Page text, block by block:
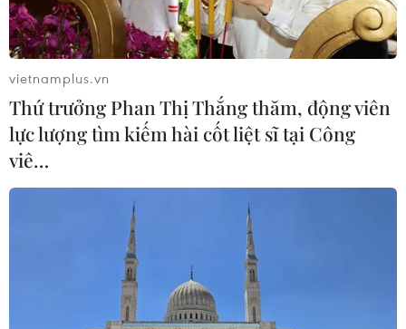
phát triển hơn nữa quan hệ với
ASEAN
08/08/2026 04:43
59 năm ASEAN: Gắn kết tình hữu
nghị ASEAN tại nước Nga
08/08/2026 03:51
Để ASEAN không chỉ thích ứng với
thời đại, mà còn chủ động kiến tạo và
phát huy hiệu quả vai trò
08/08/2026 00:39
vietnamplus.vn
Thứ trưởng Phan Thị Thắng thăm, động viên
lực lượng tìm kiếm hài cốt liệt sĩ tại Công
viê…